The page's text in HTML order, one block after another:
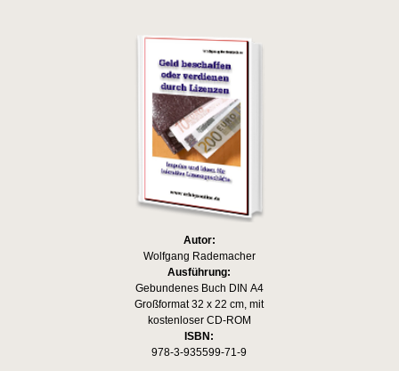
Autor:
Wolfgang Rademacher
Ausführung:
Gebundenes Buch DIN A4
Großformat 32 x 22 cm, mit
kostenloser CD-ROM
ISBN:
978-3-935599-71-9